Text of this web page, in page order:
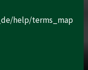
help/terms_map